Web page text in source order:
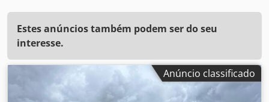
Estes anúncios também podem ser do seu
interesse.
Anúncio classificado